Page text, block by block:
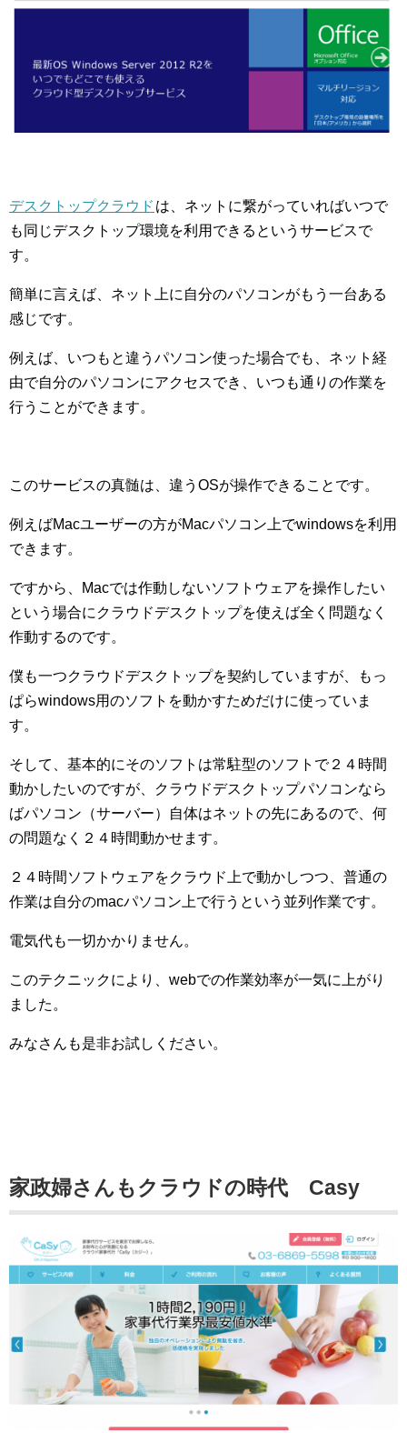
デスクトップクラウド は、ネットに繋がっていればいつで
も同じデスクトップ環境を利用できるというサービスで
す。
簡単に言えば、ネット上に自分のパソコンがもう一台ある
感じです。
例えば、いつもと違うパソコン使った場合でも、ネット経
由で自分のパソコンにアクセスでき、いつも通りの作業を
行うことができます。
このサービスの真髄は、違うOSが操作できることです。
例えばMacユーザーの方がMacパソコン上でwindowsを利用
できます。
ですから、Macでは作動しないソフトウェアを操作したい
という場合にクラウドデスクトップを使えば全く問題なく
作動するのです。
僕も一つクラウドデスクトップを契約していますが、もっ
ぱらwindows用のソフトを動かすためだけに使っていま
す。
そして、基本的にそのソフトは常駐型のソフトで２４時間
動かしたいのですが、クラウドデスクトップパソコンなら
ばパソコン（サーバー）自体はネットの先にあるので、何
の問題なく２４時間動かせます。
２４時間ソフトウェアをクラウド上で動かしつつ、普通の
作業は自分のmacパソコン上で行うという並列作業です。
電気代も一切かかりません。
このテクニックにより、webでの作業効率が一気に上がり
ました。
みなさんも是非お試しください。
家政婦さんもクラウドの時代 Casy